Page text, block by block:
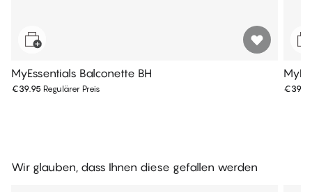
MyEssentials Balconette BH
€39.95 Regulärer Preis
Wir glauben, dass Ihnen diese gefallen werden